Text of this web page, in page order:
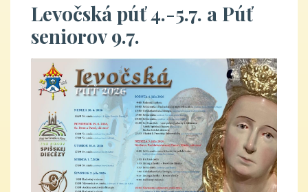
Levočská púť 4.-5.7. a Púť
seniorov 9.7.